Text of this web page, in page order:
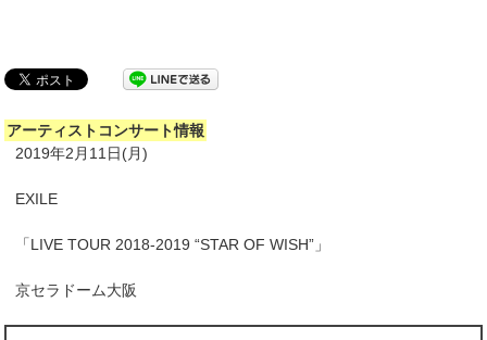
アーティストコンサート情報
2019年2月11日(月)
EXILE
「LIVE TOUR 2018-2019 “STAR OF WISH”」
京セラドーム大阪